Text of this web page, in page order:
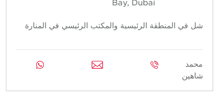
شل في المنطقة الرئيسية والمكتب الرئيسي في المنارة
محمد
شاهين